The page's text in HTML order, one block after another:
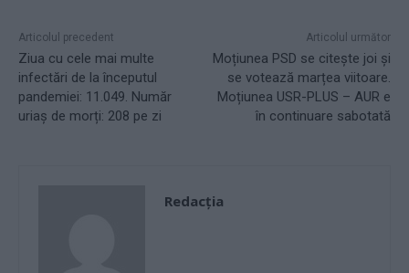
Articolul precedent
Ziua cu cele mai multe
infectări de la începutul
pandemiei: 11.049. Număr
uriaș de morți: 208 pe zi
Articolul următor
Moțiunea PSD se citește joi și
se votează marțea viitoare.
Moțiunea USR-PLUS – AUR e
în continuare sabotată
Redacţia